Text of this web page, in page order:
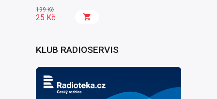
Na frontě
199 Kč
25 Kč
KLUB RADIOSERVIS